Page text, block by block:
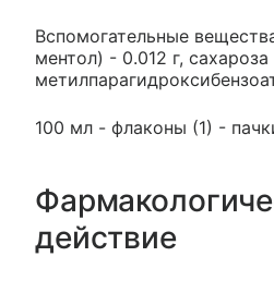
Вспомогательные
ментол) - 0.012 г, сахароза
100 мл - флаконы (1) -
действие